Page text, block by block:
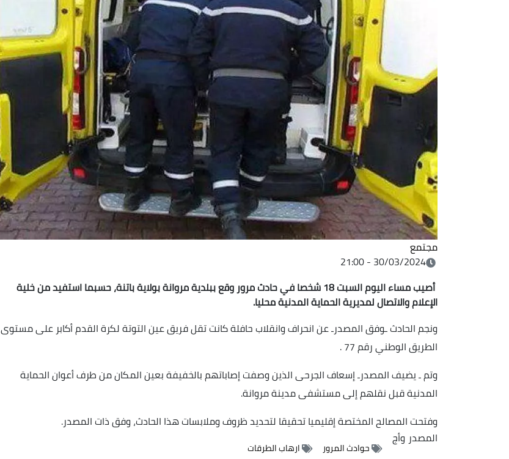
مجتمع
30/03/2024 - 21:00
أصيب مساء اليوم السبت 18 شخصا في حادث مرور وقع ببلدية مروانة بولاية باتنة، حسبما استفيد من خلية
الإعلام والاتصال لمديرية الحماية المدنية محليا.
ونجم الحادث ـوفق المصدرـ عن انحراف وانقلاب حافلة كانت تقل فريق عين التوتة لكرة القدم أكابر على مستوى
الطريق الوطني رقم 77 .
وتم ـ يضيف المصدرـ إسعاف الجرحى الذين وصفت إصاباتهم بالخفيفة بعين المكان من طرف أعوان الحماية
المدنية قبل نقلهم إلى مستشفى مدينة مروانة.
وفتحت المصالح المختصة إقليميا تحقيقا لتحديد ظروف وملابسات هذا الحادث، وفق ذات المصدر.
المصدر وأج
حوادث المرور ارهاب الطرقات